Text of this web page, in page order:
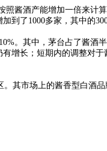
酱酒产能增加一倍来计
了1000多家，其中的
。其中，茅台占了酱酒
增长；短期内的调整对
市场上的酱香型白酒